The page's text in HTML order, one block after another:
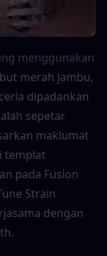
menggunakan
merah jambu,
dipadankan
sepetar
maklumat
templat
pada Fusion
Strain
dengan